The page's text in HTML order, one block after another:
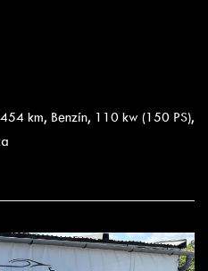
km, Benzín, 110 kw (150 PS),